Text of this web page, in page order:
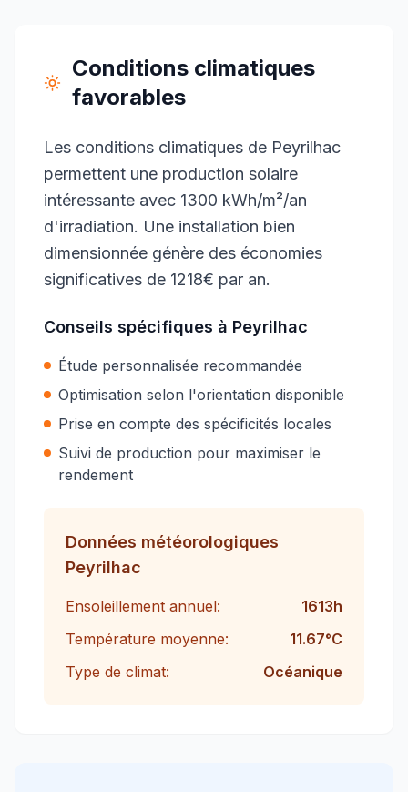
Conditions climatiques
favorables
Les conditions climatiques de Peyrilhac
permettent une production solaire
intéressante avec 1300 kWh/m²/an
d'irradiation. Une installation bien
dimensionnée génère des économies
significatives de 1218€ par an.
Conseils spécifiques à Peyrilhac
Étude personnalisée recommandée
Optimisation selon l'orientation disponible
Prise en compte des spécificités locales
Suivi de production pour maximiser le
rendement
Données météorologiques
Peyrilhac
Ensoleillement annuel: 1613h
Température moyenne:
11.67°C
Type de climat:
Océanique